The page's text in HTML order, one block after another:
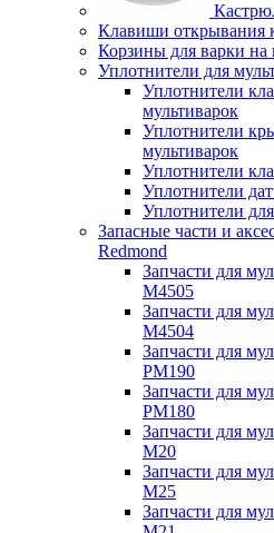
Клавиши открывания
Корзины для варки на
Уплотнители для
Уплотнители
мультиварок
Уплотнители
мультиварок
Уплотнители
Уплотнители
Уплотнители
Запасные части и
Redmond
Запчасти для
M4505
Запчасти для
M4504
Запчасти для
PM190
Запчасти для
PM180
Запчасти для
M20
Запчасти для
M25
Запчасти для